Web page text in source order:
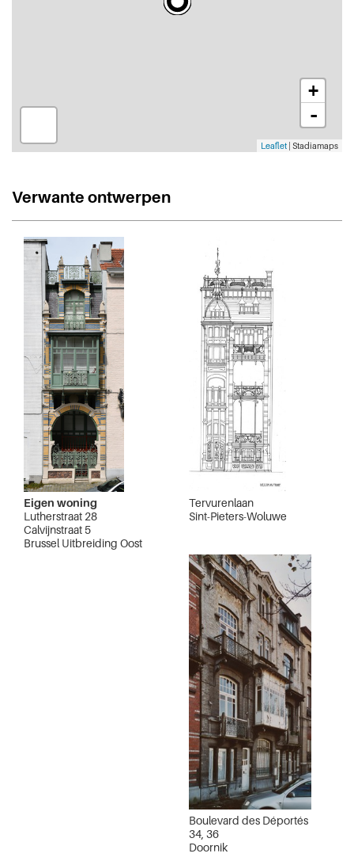
+
-
Leaflet | Stadiamaps
Verwante ontwerpen
Eigen woning
Lutherstraat 28
Calvijnstraat 5
Brussel Uitbreiding Oost
Tervurenlaan
Sint-Pieters-Woluwe
Boulevard des Déportés
34, 36
Doornik